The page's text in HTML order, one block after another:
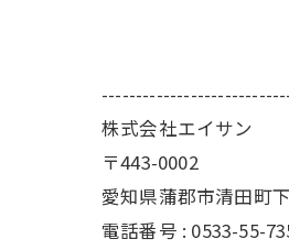
株式会社エイサン
〒443-0002
愛知県蒲郡市清田町
電話番号 : 0533-55-